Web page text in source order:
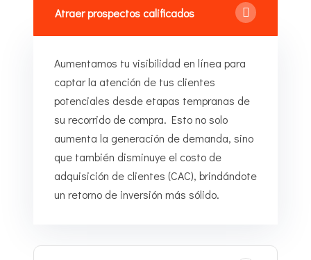
Atraer prospectos calificados
Aumentamos tu visibilidad en línea para
captar la atención de tus clientes
potenciales desde etapas tempranas de
su recorrido de compra. Esto no solo
aumenta la generación de demanda, sino
que también disminuye el costo de
adquisición de clientes (CAC), brindándote
un retorno de inversión más sólido.